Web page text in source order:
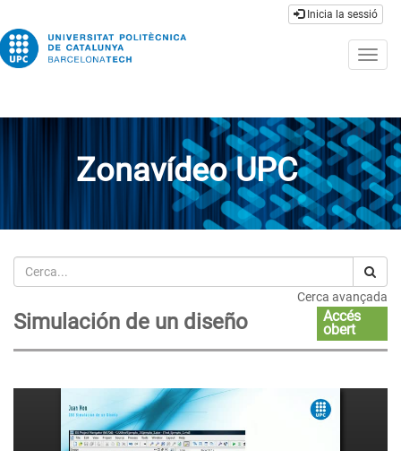
Inicia la sessió
Zonavídeo UPC
Cerca
Cerca avançada
Simulación de un diseño
Accés
obert